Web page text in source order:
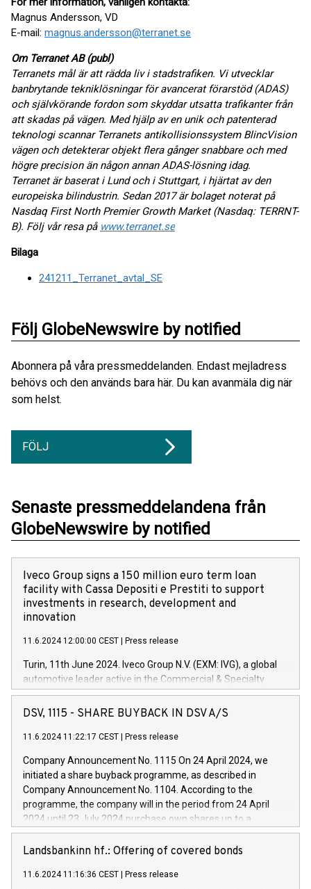
Magnus Andersson, VD
E-mail: magnus.andersson@terranet.se
Om Terranet AB (publ)
Terranets mål är att rädda liv i stadstrafiken. Vi utvecklar
banbrytande tekniklösningar för avancerat förarstöd (ADAS)
och självkörande fordon som skyddar utsatta trafikanter från
att skadas på vägen. Med hjälp av en unik och patenterad
teknologi scannar Terranets antikollisionssystem BlincVision
vägen och detekterar objekt flera gånger snabbare och med
högre precision än någon annan ADAS-lösning idag.
Terranet är baserat i Lund och i Stuttgart, i hjärtat av den
europeiska bilindustrin. Sedan 2017 är bolaget noterat på
Nasdaq First North Premier Growth Market (Nasdaq: TERRNT-
B). Följ vår resa på www.terranet.se
Bilaga
241211_Terranet_avtal_SE
Följ GlobeNewswire by notified
Abonnera på våra pressmeddelanden. Endast mejladress
behövs och den används bara här. Du kan avanmäla dig när
som helst.
FÖLJ
Senaste pressmeddelandena från
GlobeNewswire by notified
Iveco Group signs a 150 million euro term loan
facility with Cassa Depositi e Prestiti to support
investments in research, development and
innovation
11.6.2024 12:00:00 CEST Press release
Turin, 11th June 2024. Iveco Group N.V. (EXM: IVG), a global
automotive leader active in the Commercial & Specialty
Vehicles, Powertrain and related Financial Services arenas,
has successfully signed a term loan facility of 150 million
new projects in Italy dedicated to research, development and
by CDP, Iveco Group will develop innovative technologies and
architectures in the field of electric propulsion and further
develop solutions for autonomous driving, digitalisation and
vehicle connectivity aimed at increasing efficiency, safety,
driving comfort and productivity. The financed investments,
Iveco Group in Italy by the end of 2025. Iveco Group N.V.
(EXM: IVG) is the home of unique people and brands that
DSV, 1115 - SHARE BUYBACK IN DSV A/S
11.6.2024 11:22:17 CEST Press release
Company Announcement No. 1115 On 24 April 2024, we
initiated a share buyback programme, as described in
Company Announcement No. 1104. According to the
programme, the company will in the period from 24 April
2024 until 23 July 2024 purchase own shares up to a
maximum value of DKK 1,000 million, and no more than
1,700,000 shares, corresponding to 0.79% of the share
programme has been implemented in accordance with
Landsbankinn hf.: Offering of covered bonds
11.6.2024 11:16:36 CEST Press release